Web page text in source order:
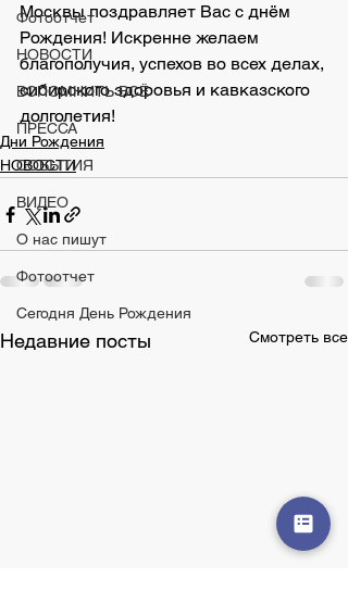
Фотоотчет
НОВОСТИ
ВСПОМНИТЬ ВСЁ
ПРЕССА
СОБЫТИЯ
ВИДЕО
О нас пишут
Фотоотчет
Сегодня День Рождения
Москвы поздравляет Вас с днём
Рождения! Искренне желаем
благополучия, успехов во всех делах,
сибирского здоровья и кавказского
долголетия!
Дни Рождения
НОВОСТИ
Недавние посты Смотреть все